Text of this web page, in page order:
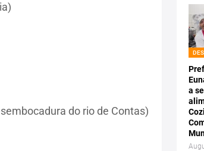
do rio de Contas)
a